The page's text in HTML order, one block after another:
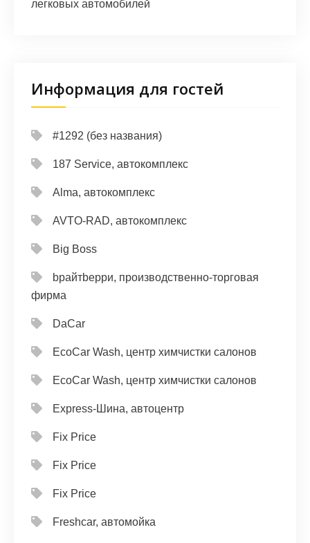
легковых автомобилей
Информация для гостей
#1292 (без названия)
187 Service, автокомплекс
Alma, автокомплекс
AVTO-RAD, автокомплекс
Big Boss
bрайтbерри, производственно-торговая
фирма
DaCar
EcoCar Wash, центр химчистки салонов
EcoCar Wash, центр химчистки салонов
Express-Шина, автоцентр
Fix Price
Fix Price
Fix Price
Freshcar, автомойка